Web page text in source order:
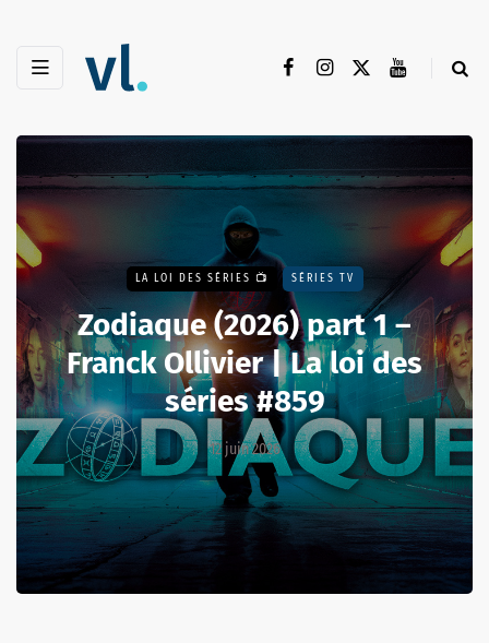
LA LOI DES SÉRIES 📺 SÉRIES TV
Zodiaque (2026) part 1 –
Franck Ollivier | La loi des
séries #859
12 juin 2026